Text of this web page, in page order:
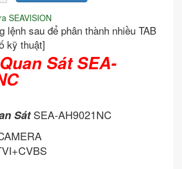
SEAVISION
lệnh sau để phân thành nhiều TAB
kỹ thuật]
Sát SEA-
SátSEA-AH9021NC